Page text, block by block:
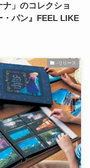
」のコレクショ
・パン』FEEL LIKE
-リリース